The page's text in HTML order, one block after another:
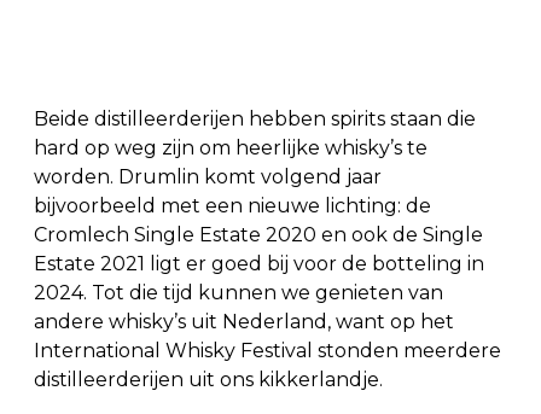
Beide distilleerderijen hebben spirits staan die
hard op weg zijn om heerlijke whisky’s te
worden. Drumlin komt volgend jaar
bijvoorbeeld met een nieuwe lichting: de
Cromlech Single Estate 2020 en ook de Single
Estate 2021 ligt er goed bij voor de botteling in
2024. Tot die tijd kunnen we genieten van
andere whisky’s uit Nederland, want op het
International Whisky Festival stonden meerdere
distilleerderijen uit ons kikkerlandje.